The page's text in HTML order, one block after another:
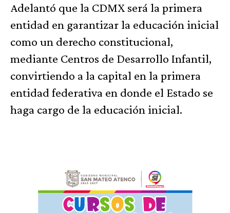
Adelantó que la CDMX será la primera
entidad en garantizar la educación inicial
como un derecho constitucional,
mediante Centros de Desarrollo Infantil,
convirtiendo a la capital en la primera
entidad federativa en donde el Estado se
haga cargo de la educación inicial.